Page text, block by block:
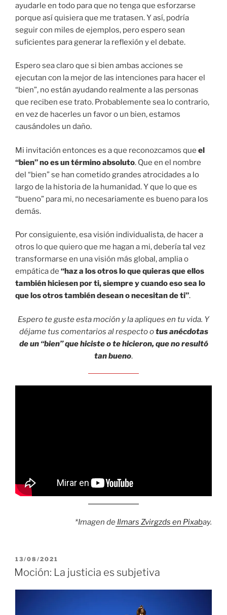
ayudarle en todo para que no tenga que esforzarse
porque así quisiera que me tratasen. Y así, podría
seguir con miles de ejemplos, pero espero sean
suficientes para generar la reflexión y el debate.
Espero sea claro que si bien ambas acciones se
ejecutan con la mejor de las intenciones para hacer el
“bien”, no están ayudando realmente a las personas
que reciben ese trato. Probablemente sea lo contrario,
en vez de hacerles un favor o un bien, estamos
causándoles un daño.
Mi invitación entonces es a que reconozcamos que el
“bien” no es un término absoluto. Que en el nombre
del “bien” se han cometido grandes atrocidades a lo
largo de la historia de la humanidad. Y que lo que es
“bueno” para mi, no necesariamente es bueno para los
demás.
Por consiguiente, esa visión individualista, de hacer a
otros lo que quiero que me hagan a mi, debería tal vez
transformarse en una visión más global, amplia o
empática de “haz a los otros lo que quieras que ellos
también hiciesen por ti, siempre y cuando eso sea lo
que los otros también desean o necesitan de ti”.
Espero te guste esta moción y la apliques en tu vida. Y
déjame tus comentarios al respecto otus anécdotas
de un “bien” que hiciste o te hicieron, que no resultó
tan bueno.
*Imagen de Ilmars Zvirgzds en Pixabay.
PUBLICADO
EL
13/08/2021
Moción: La justicia es subjetiva